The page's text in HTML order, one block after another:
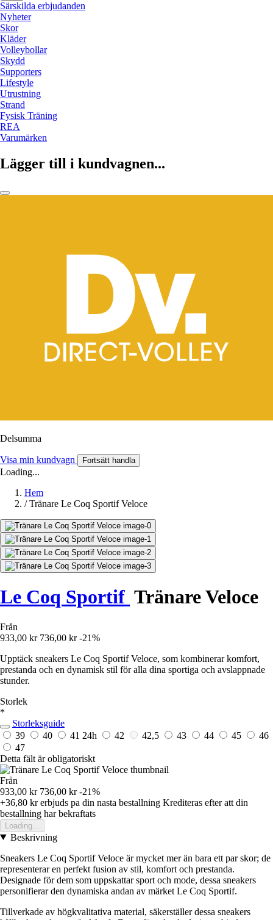
Särskilda erbjudanden
Nyheter
Skor
Kläder
Volleybollar
Skydd
Supporters
Lifestyle
Utrustning
Strand
Fysisk Träning
REA
Varumärken
Lägger till i kundvagnen...
Delsumma
Visa min kundvagn Fortsätt handla
Loading...
Hem
/ Tränare Le Coq Sportif Veloce
Le Coq Sportif Tränare Veloce
Från
933,00 kr 736,00 kr -21%
Upptäck sneakers Le Coq Sportif Veloce, som kombinerar komfort,
prestanda och en dynamisk stil för alla dina sportiga och avslappnade
stunder.
Storlek
*
Storleksguide
39
40 41 24h 42 42,5 43 44 45
46
47
Detta fält är obligatoriskt
Från
933,00 kr 736,00 kr -21%
+36,80 krerbjuds pa din nasta bestallning Krediteras efter att din
bestallning har bekraftats
Loading...
Beskrivning
Sneakers Le Coq Sportif Veloce är mycket mer än bara ett par skor; de
representerar en perfekt fusion av stil, komfort och prestanda.
Designade för dem som uppskattar sport och mode, dessa sneakers
personifierar den dynamiska andan av märket Le Coq Sportif.
Tillverkade av högkvalitativa material, säkerställer dessa sneakers